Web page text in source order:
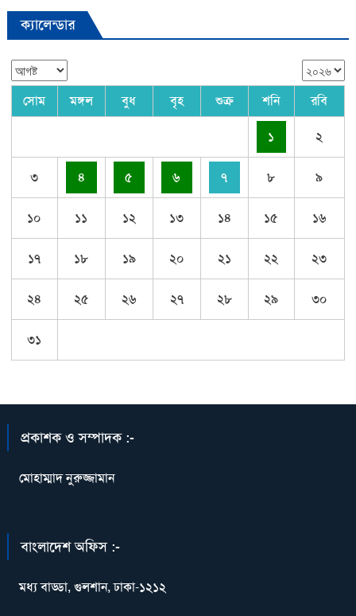
ক্যালেন্ডার
সোম মঙ্গল বুধ বৃহ শুক্র শনি রবি
১ ২
৩ ৪ ৫ ৬ ৭ ৮ ৯
১০ ১১ ১২ ১৩ ১৪ ১৫ ১৬
১৭ ১৮ ১৯ ২০ ২১ ২২ ২৩
২৪ ২৫ ২৬ ২৭ ২৮ ২৯ ৩০
৩১
প্রকাশক ও সম্পাদক :-
মোহাম্মাদ নুরুজ্জামান
বাংলাদেশ অফিস :-
মধ্য বাড্ডা, গুলশান, ঢাকা-১২১২